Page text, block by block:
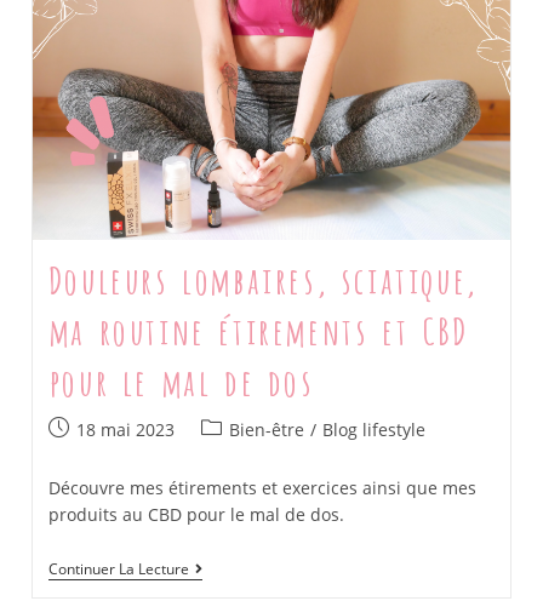
Douleurs lombaires, sciatique,
ma routine étirements et CBD
pour le mal de dos
Post18 mai 2023
PostBien-être / Blog lifestyle
Découvre mes étirements et exercices ainsi que mes
produits au CBD pour le mal de dos.
Continuer La LectureDouleurs
Lombaires,